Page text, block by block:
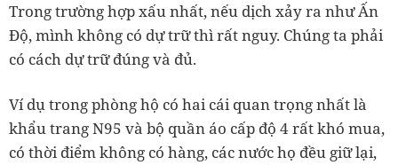
Trong trường hợp xấu nhất, nếu dịch xảy ra như Ấn
Độ, mình không có dự trữ thì rất nguy. Chúng ta phải
có cách dự trữ đúng và đủ.
Ví dụ trong phòng hộ có hai cái quan trọng nhất là
khẩu trang N95 và bộ quần áo cấp độ 4 rất khó mua,
có thời điểm không có hàng, các nước họ đều giữ lại,